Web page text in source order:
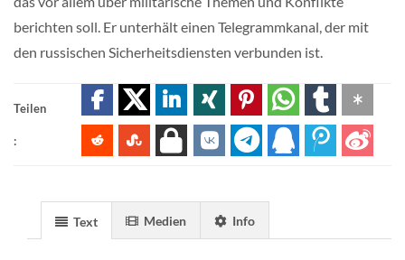
berichten soll. Er unterhält einen Telegrammkanal, der mit
den russischen Sicherheitsdiensten verbunden ist.
Teilen
:
Text Medien Info